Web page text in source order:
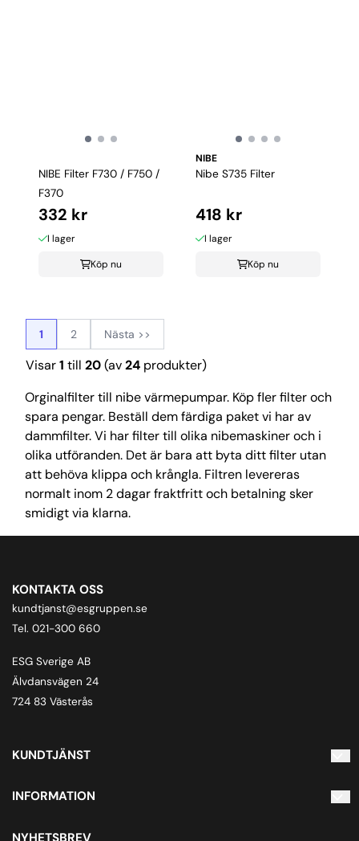
NIBE Filter F730 / F750 /
F370
332 kr
I lager
Köp nu
NIBE
Nibe S735 Filter
418 kr
I lager
Köp nu
1 2 Nästa >>
Visar1 till 20(av24produkter)
Orginalfilter till nibe värmepumpar. Köp fler filter och
spara pengar. Beställ dem färdiga paket vi har av
dammfilter. Vi har filter till olika nibemaskiner och i
olika utföranden. Det är bara att byta ditt filter utan
att behöva klippa och krångla. Filtren levereras
normalt inom 2 dagar fraktfritt och betalning sker
smidigt via klarna.
KONTAKTA OSS
kundtjanst@esgruppen.se
Tel. 021-300 660
ESG Sverige AB
Älvdansvägen 24
724 83 Västerås
KUNDTJÄNST
Inloggning
INFORMATION
Om cookies
NYHETSBREV